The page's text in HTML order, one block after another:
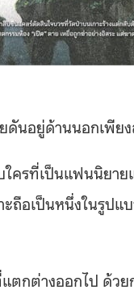
ดันอยู่ด้านนอกเพีย
ใครที่เป็นแฟนนิย
ะถือเป็นหนึ่งในรูป
แตกต่างออกไป ด้